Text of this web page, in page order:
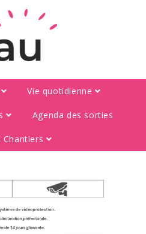
Vie quotidienne
Agenda des sorties
Chantiers